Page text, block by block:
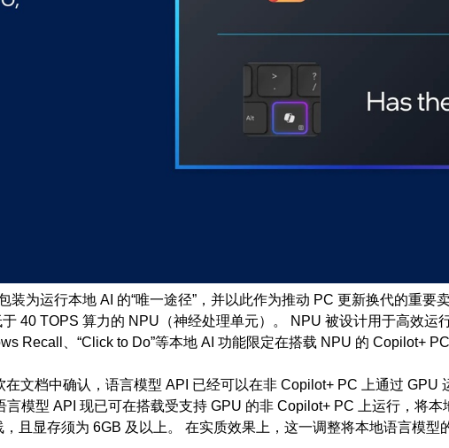
为运行本地 AI 的“唯一途径”，并以此作为推动 PC 更新换代的重
40 TOPS 算力的 NPU（神经处理单元）。 NPU 被设计用于高效运
Recall、“Click to Do”等本地 AI 功能限定在搭载 NPU 的 Copilot+
文档中确认，语言模型 API 已经可以在非 Copilot+ PC 上通过
模型 API 现已可在搭载受支持 GPU 的非 Copilot+ PC 上运行，将
且显存须为 6GB 及以上。 在实质效果上，这一调整将本地语言模